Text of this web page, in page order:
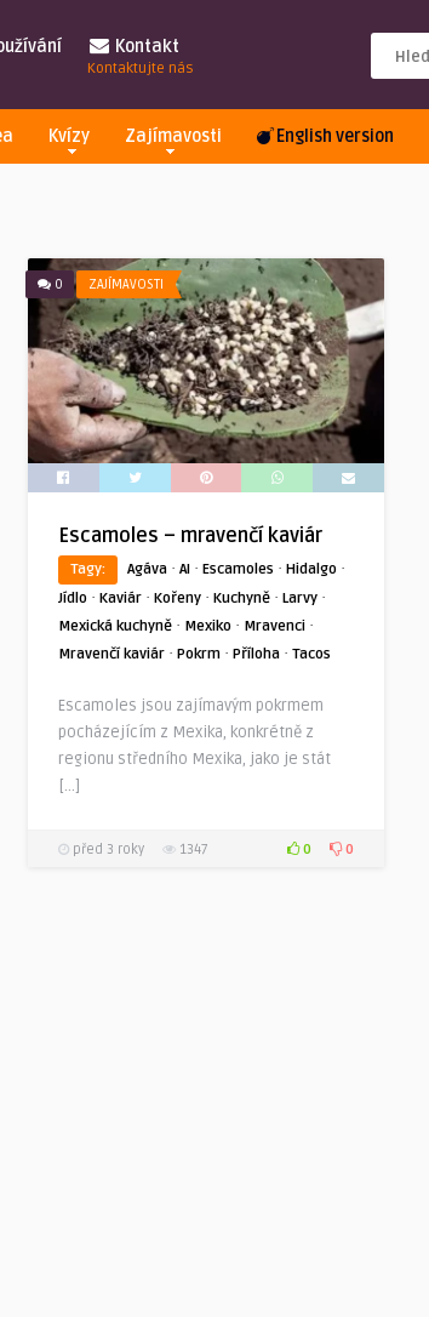
Kontakt
Kontaktujte nás
Kvízy Zajímavosti English version
0 ZAJÍMAVOSTI
Escamoles – mravenčí kaviár
Tagy: Agáva · AI · Escamoles · Hidalgo ·
Jídlo · Kaviár · Kořeny · Kuchyně · Larvy ·
Mexická kuchyně · Mexiko · Mravenci ·
Mravenčí kaviár · Pokrm · Příloha · Tacos
Escamoles jsou zajímavým pokrmem
pocházejícím z Mexika, konkrétně z
regionu středního Mexika, jako je stát
[…]
před 3 roky 1347 0 0